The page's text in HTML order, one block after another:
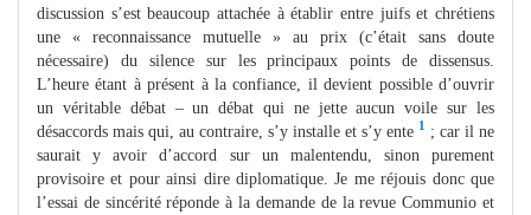
discussion s’est beaucoup attachée à établir entre juifs et chrétiens
une « reconnaissance mutuelle » au prix (c’était sans doute
nécessaire) du silence sur les principaux points de dissensus.
L’heure étant à présent à la confiance, il devient possible d’ouvrir
un véritable débat – un débat qui ne jette aucun voile sur les
désaccords mais qui, au contraire, s’y installe et s’y ente 1 ; car il ne
saurait y avoir d’accord sur un malentendu, sinon purement
provisoire et pour ainsi dire diplomatique. Je me réjouis donc que
l’essai de sincérité réponde à la demande de la revue Communio et